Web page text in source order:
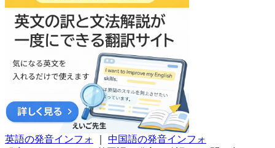
英語の発音インフォ
中国語の発音インフォ